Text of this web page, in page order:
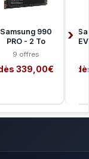
Samsung 990
PRO - 2 To
9 offres
339,00€